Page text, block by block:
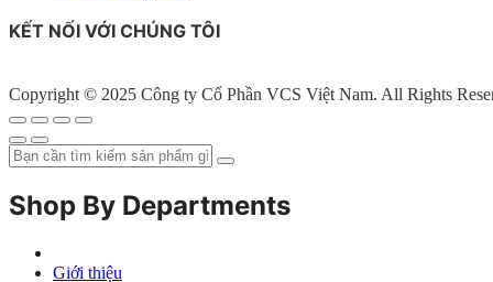
KẾT NỐI VỚI CHÚNG TÔI
Copyright © 2025 Công ty Cổ Phần VCS Việt Nam. All Rights
Shop By Departments
Giới thiệu